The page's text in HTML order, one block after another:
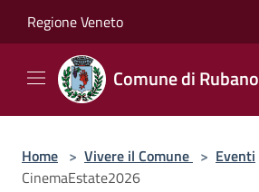
Regione Veneto
Comune di Rubano
Home > Vivere il Comune > Eventi
CinemaEstate2026